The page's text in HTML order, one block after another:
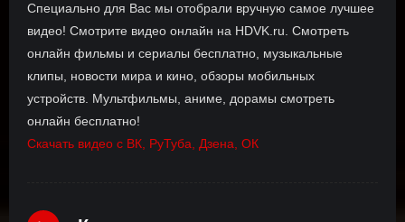
Специально для Вас мы отобрали вручную самое лучшее
видео! Смотрите видео онлайн на HDVK.ru. Смотреть
онлайн фильмы и сериалы бесплатно, музыкальные
клипы, новости мира и кино, обзоры мобильных
устройств. Мультфильмы, аниме, дорамы смотреть
онлайн бесплатно!
Скачать видео с ВК, РуТуба, Дзена, ОК